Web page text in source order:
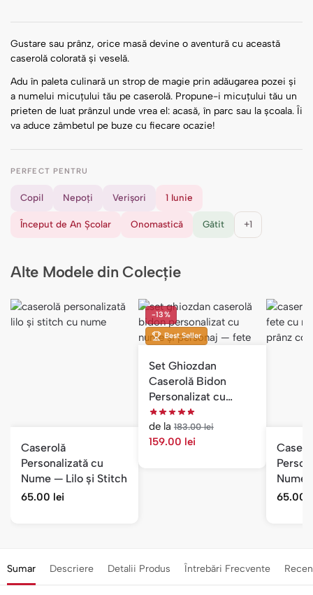
Gustare sau prânz, orice masă devine o aventură cu această
caserolă colorată și veselă.
Adu în paleta culinară un strop de magie prin adăugarea pozei și
a numelui micuțului tău pe caserolă. Propune-i micuțului tău un
prieten de luat prânzul unde vrea el: acasă, în parc sau la școala. Îi
va aduce zâmbetul pe buze cu fiecare ocazie!
PERFECT PENTRU
Copil Nepoți Verișori 1 Iunie
Început de An Școlar Onomastică Gătit +1
Alte Modele din Colecție
Caserolă
Personalizată cu
Nume — Lilo și Stitch
65.00 lei
-13%
Best Seller
Set Ghiozdan
Caserolă Bidon
Personalizat cu
Nume și Personaj —
Fete
de la 183.00lei
159.00 lei
Nume
pentru
65.00
Sumar Descriere Detalii Produs Întrebări Frecvente